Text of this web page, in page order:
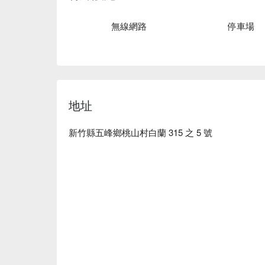
無線網路 停車場
地址
新竹縣五峰鄉桃山村白蘭 315 之 5 號